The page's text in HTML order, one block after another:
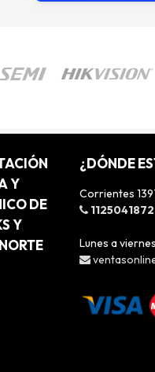
Y
DE
Y
¿DÓNDE
Corrientes
1125041872
Lunes a